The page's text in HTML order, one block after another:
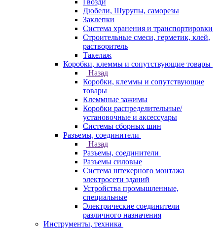
Гвозди
Дюбели, Шурупы, саморезы
Заклепки
Система хранения и транспортировки
Строительные смеси, герметик, клей,
растворитель
Такелаж
Коробки, клеммы и сопутствующие товары
Назад
Коробки, клеммы и сопутствующие
товары
Клеммные зажимы
Коробки распределительные/
установочные и аксессуары
Системы сборных шин
Разъемы, соединители
Назад
Разъемы, соединители
Разъемы силовые
Система штекерного монтажа
электросети зданий
Устройства промышленные,
специальные
Электрические соединители
различного назначения
Инструменты, техника